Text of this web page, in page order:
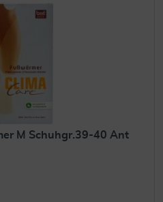
M Schuhgr.39-40 Ant